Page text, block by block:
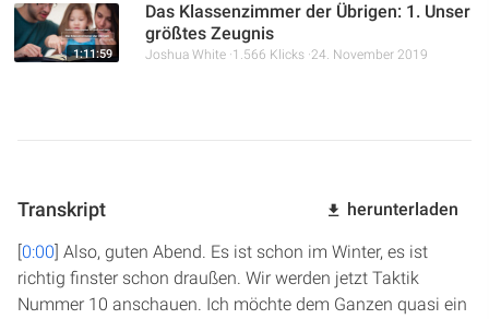
1:11:59
Das Klassenzimmer der Übrigen: 1. Unser
größtes Zeugnis
Joshua White 1.566 Klicks 24. November 2019
Transkript herunterladen
[0:00] Also, guten Abend. Es ist schon im Winter, es ist
richtig finster schon draußen. Wir werden jetzt Taktik
Nummer 10 anschauen. Ich möchte dem Ganzen quasi ein